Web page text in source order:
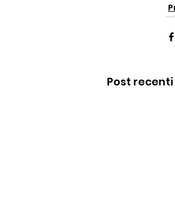
Post recenti